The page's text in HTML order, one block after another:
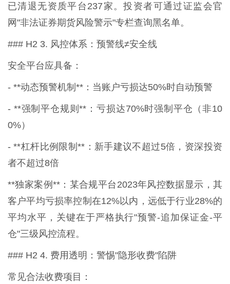
已清退无资质平台237家。投资者可通过证监会官
网"非法证券期货风险警示"专栏查询黑名单。
### H2 3. 风控体系：预警线≠安全线
安全平台应具备：
- **动态预警机制**：当账户亏损达50%时自动预警
- **强制平仓规则**：亏损达70%时强制平仓（非10
0%）
- **杠杆比例限制**：新手建议不超过5倍，资深投资
者不超过8倍
**独家案例**：某合规平台2023年风控数据显示，其
客户平均亏损率控制在12%以内，远低于行业28%的
平均水平，关键在于严格执行"预警-追加保证金-平
仓"三级风控流程。
### H2 4. 费用透明：警惕"隐形收费"陷阱
常见合法收费项目：